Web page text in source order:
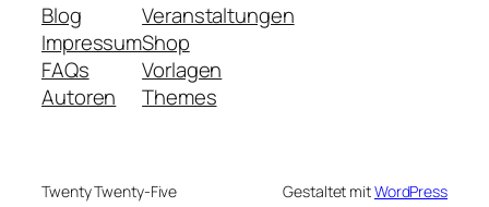
Blog
Impressum
FAQs
Autoren
Veranstaltungen
Shop
Vorlagen
Themes
Twenty Twenty-Five Gestaltet mitWordPress